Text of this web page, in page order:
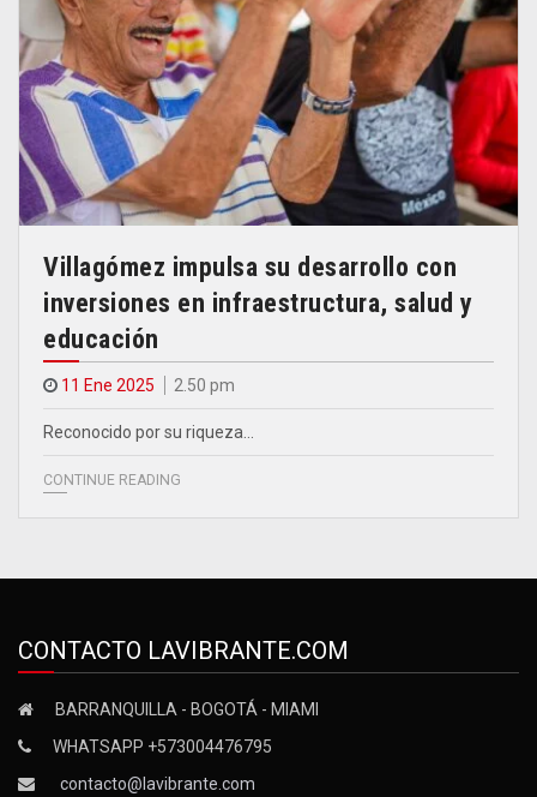
Villagómez impulsa su desarrollo con
inversiones en infraestructura, salud y
educación
11 Ene 2025 2.50 pm
Reconocido por su riqueza…
CONTINUE READING
CONTACTO LAVIBRANTE.COM
BARRANQUILLA - BOGOTÁ - MIAMI
WHATSAPP +573004476795
contacto@lavibrante.com